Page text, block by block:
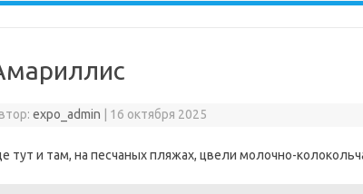
expo_admin 16 октября 2025
тут и там, на песчаных пляжах, цвели молочно-